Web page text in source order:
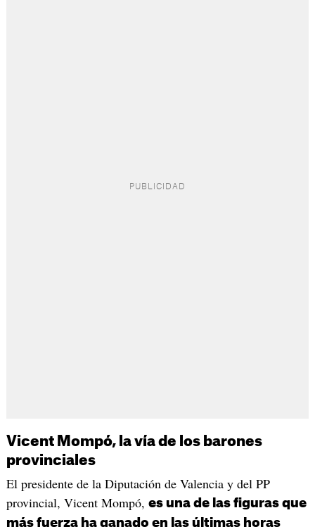
Vicent Mompó, la vía de los barones
provinciales
El presidente de la Diputación de Valencia y del PP
provincial, Vicent Mompó, es una de las figuras que
más fuerza ha ganado en las últimas horas